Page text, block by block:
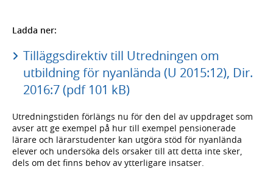
Ladda ner:
Tilläggsdirektiv till Utredningen om
utbildning för nyanlända (U 2015:12), Dir.
2016:7 (pdf 101 kB)
Utredningstiden förlängs nu för den del av uppdraget som
avser att ge exempel på hur till exempel pensionerade
lärare och lärarstudenter kan utgöra stöd för nyanlända
elever och undersöka dels orsaker till att detta inte sker,
dels om det finns behov av ytterligare insatser.